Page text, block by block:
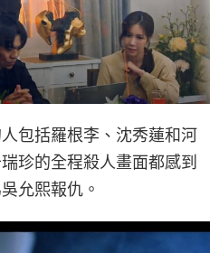
包括羅根李、沈秀蓮和河
珍的全程殺人畫面都感到
允熙報仇。